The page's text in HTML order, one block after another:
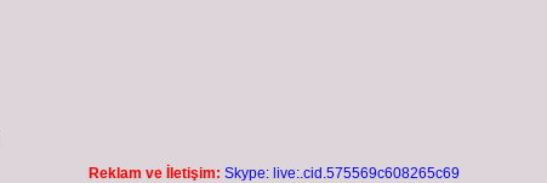
Reklam ve İletişim: Skype: live:.cid.575569c608265c69